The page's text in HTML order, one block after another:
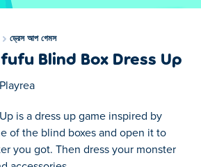
ড্রেস আপ গেমস
Blind Box Dress Up
Playrea
is a dress up game inspired by
of the blind boxes and open it to
you got. Then dress your monster